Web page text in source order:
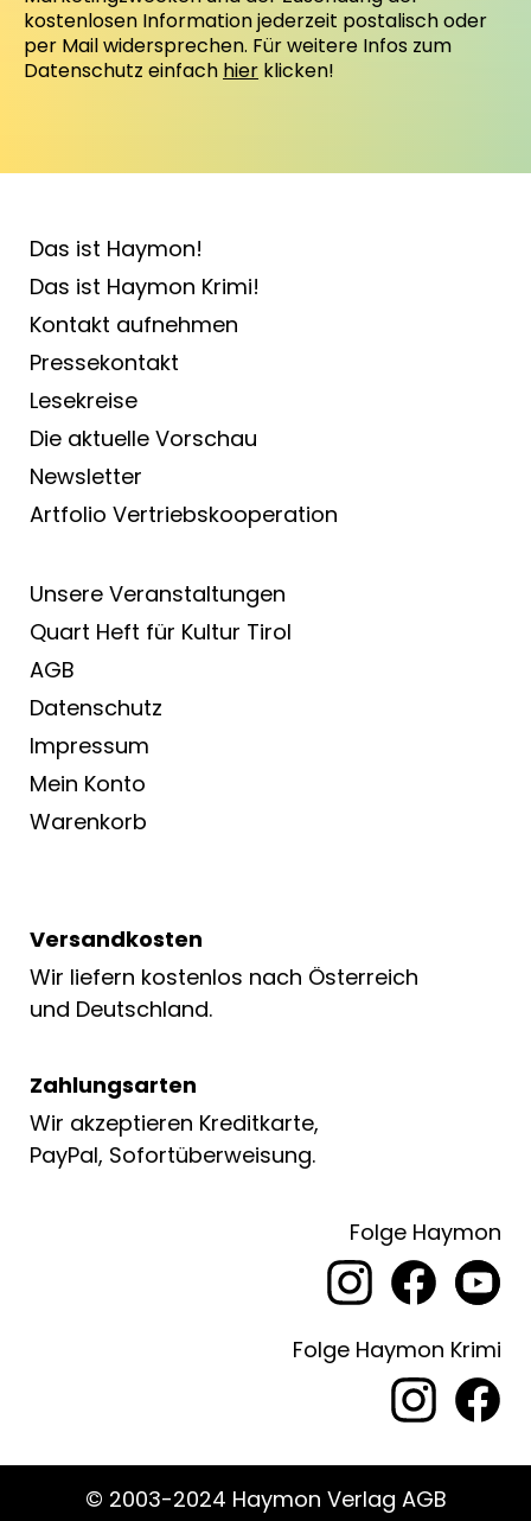
kostenlosen Information jederzeit postalisch oder
per Mail widersprechen. Für weitere Infos zum
Datenschutz einfach hier klicken!
Das ist Haymon!
Das ist Haymon Krimi!
Kontakt aufnehmen
Pressekontakt
Lesekreise
Die aktuelle Vorschau
Newsletter
Artfolio Vertriebs­kooperation
Unsere Veranstaltungen
Quart Heft für Kultur Tirol
AGB
Datenschutz
Impressum
Mein Konto
Warenkorb
Versandkosten
Wir liefern kostenlos nach Österreich
und Deutschland.
Zahlungsarten
Wir akzeptieren Kreditkarte,
PayPal, Sofortüberweisung.
Folge Haymon
Folge Haymon Krimi
© 2003-2024 Haymon Verlag AGB